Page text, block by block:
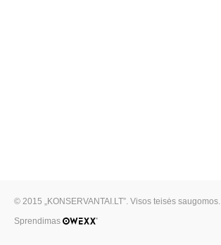
© 2015 „KONSERVANTAI.LT”. Visos teisės saugomos.
Sprendimas